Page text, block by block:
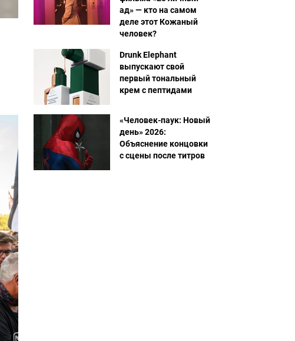
ад» — кто на самом
деле этот Кожаный
человек?
Drunk Elephant
выпускают свой
первый тональный
крем с пептидами
«Человек-паук: Новый
день» 2026:
Объяснение концовки
с сцены после титров